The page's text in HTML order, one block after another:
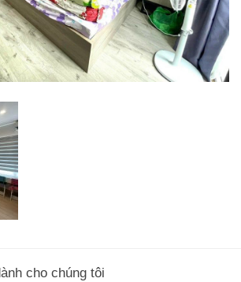
cho chúng tôi